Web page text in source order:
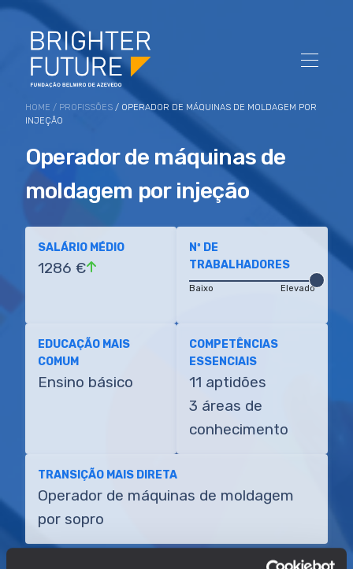
HOME / PROFISSÕES / OPERADOR DE MÁQUINAS DE MOLDAGEM POR
INJEÇÃO
Operador de máquinas de
moldagem por injeção
SALÁRIO MÉDIO
1286 €
Nº DE
TRABALHADORES
Baixo Elevado
EDUCAÇÃO MAIS
COMUM
Ensino básico
COMPETÊNCIAS
ESSENCIAIS
11 aptidões
3 áreas de
conhecimento
TRANSIÇÃO MAIS DIRETA
Operador de máquinas de moldagem
por sopro